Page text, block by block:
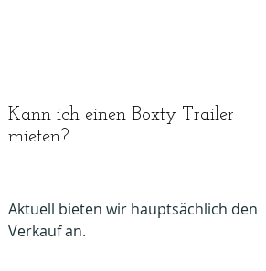
Kann ich einen Boxty Trailer
mieten?
Aktuell bieten wir hauptsächlich den
Verkauf an.